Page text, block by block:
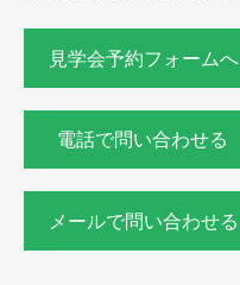
見学会予約フォームへ
電話で問い合わせる
メールで問い合わせる